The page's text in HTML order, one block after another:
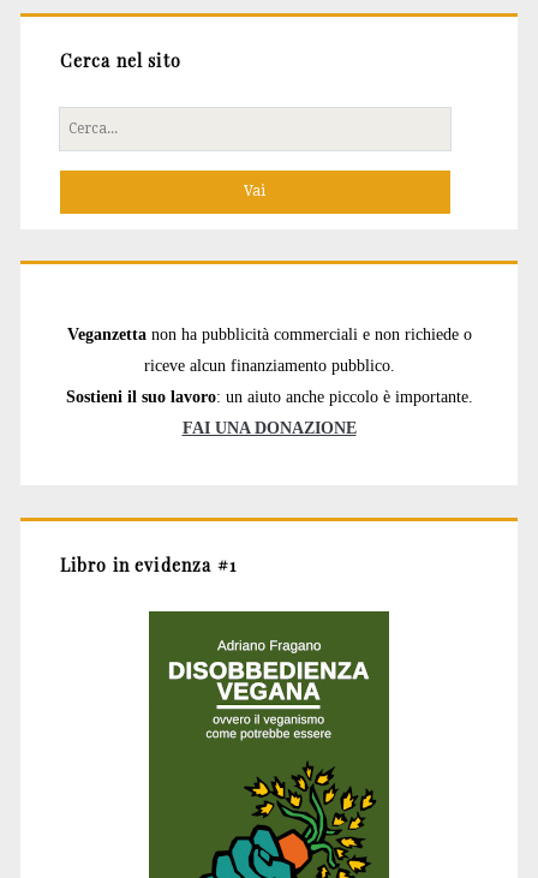
Cerca nel sito
Cerca
per:
Veganzetta non ha pubblicità commerciali e non richiede o
riceve alcun finanziamento pubblico.
Sostieni il suo lavoro: un aiuto anche piccolo è importante.
FAI UNA DONAZIONE
Libro in evidenza #1